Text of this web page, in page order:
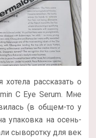
рассказать о
C Eye Serum. Мне
(в общем-то у
упаковка на осень-
сыворотку для век